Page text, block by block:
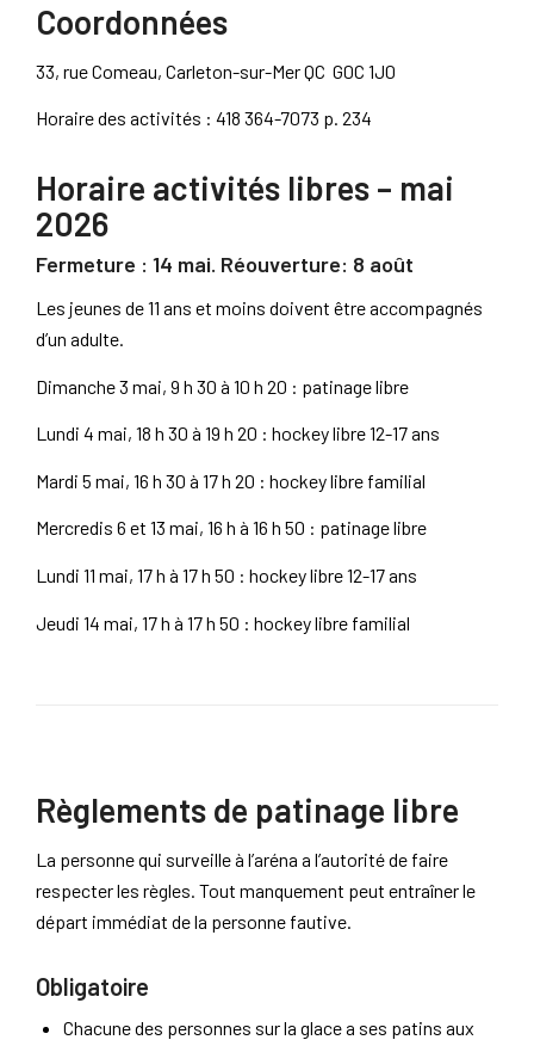
Coordonnées
33, rue Comeau, Carleton-sur-Mer QC G0C 1J0
Horaire des activités : 418 364-7073 p. 234
Horaire activités libres – mai
2026
Fermeture : 14 mai. Réouverture: 8 août
Les jeunes de 11 ans et moins doivent être accompagnés
d’un adulte.
Dimanche 3 mai, 9 h 30 à 10 h 20 : patinage libre
Lundi 4 mai, 18 h 30 à 19 h 20 : hockey libre 12-17 ans
Mardi 5 mai, 16 h 30 à 17 h 20 : hockey libre familial
Mercredis 6 et 13 mai, 16 h à 16 h 50 : patinage libre
Lundi 11 mai, 17 h à 17 h 50 : hockey libre 12-17 ans
Jeudi 14 mai, 17 h à 17 h 50 : hockey libre familial
Règlements de patinage libre
La personne qui surveille à l’aréna a l’autorité de faire
respecter les règles. Tout manquement peut entraîner le
départ immédiat de la personne fautive.
Obligatoire
Chacune des personnes sur la glace a ses patins aux